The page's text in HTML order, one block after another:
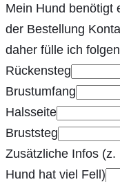
Mein Hund benötigt
der Bestellung
daher fülle ich
Rückensteg
Brustumfang
Halsseite
Bruststeg
Zusätzliche Infos
Hund hat viel Fell)